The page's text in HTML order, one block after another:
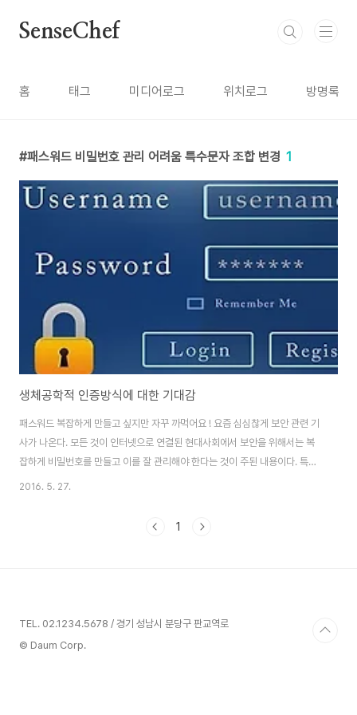
SenseChef
홈 태그 미디어로그 위치로그 방명록
패스워드 비밀번호 관리 어려움 특수문자 조합 변경 1
생체공학적 인증방식에 대한 기대감
패스워드 복잡하게 만들고 싶지만 자꾸 까먹어요 ! 요즘 심심찮게 보안 관련 기
사가 나온다. 모든 것이 인터넷으로 연결된 현대사회에서 보안을 위해서는 복
잡하게 비밀번호를 만들고 이를 잘 관리해야 한다는 것이 주된 내용이다. 특정
인의 계정 이름과 비밀번호를 알면 언제 어디서라도 인터넷을 통해 그 사람의
용하는 것이다. 그러나 비밀번호 관리만 잘 하면 이러한 개인정보 유출의 위험
2016. 5. 27.
1
TEL. 02.1234.5678 / 경기 성남시 분당구 판교역로
© Daum Corp.